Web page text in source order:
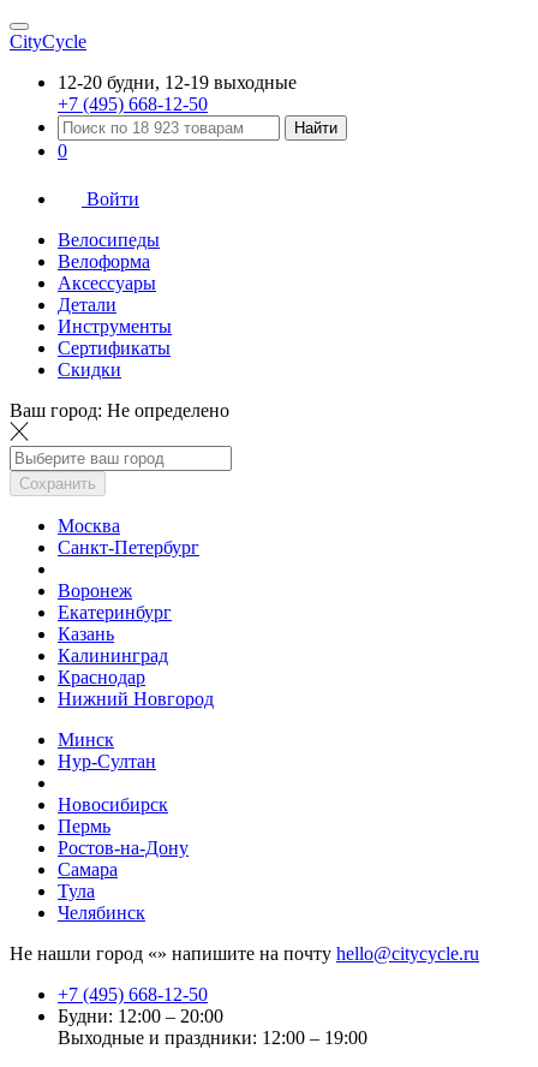
CityCycle
12-20 будни, 12-19 выходные
+7 (495) 668-12-50
Найти
0
Войти
Велосипеды
Велоформа
Аксессуары
Детали
Инструменты
Сертификаты
Скидки
Ваш город: Не определено
Сохранить
Москва
Санкт-Петербург
Воронеж
Екатеринбург
Казань
Калининград
Краснодар
Нижний Новгород
Минск
Нур-Султан
Новосибирск
Пермь
Ростов-на-Дону
Самара
Тула
Челябинск
Не нашли город «» напишите на почту hello@citycycle.ru
+7 (495) 668-12-50
Будни: 12:00 – 20:00
Выходные и праздники: 12:00 – 19:00